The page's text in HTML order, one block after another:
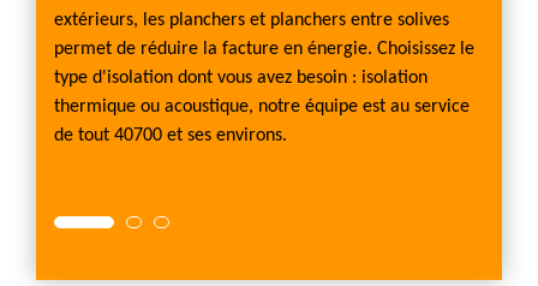
extérieurs, les planchers et planchers entre solives
permet de réduire la facture en énergie. Choisissez le
type d'isolation dont vous avez besoin : isolation
thermique ou acoustique, notre équipe est au service
de tout 40700 et ses environs.